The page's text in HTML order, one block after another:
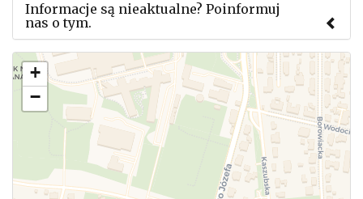
Informacje są nieaktualne? Poinformuj
nas o tym.
Użyj tego formularza aby przesłać informację o
zmianach w powyższym mityngu.
+
−